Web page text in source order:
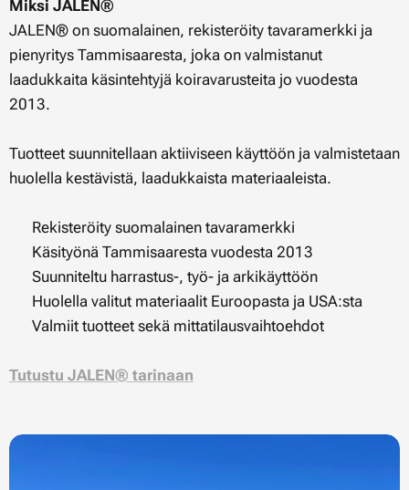
Miksi JALEN®
JALEN® on suomalainen, rekisteröity tavaramerkki ja
pienyritys Tammisaaresta, joka on valmistanut
laadukkaita käsintehtyjä koiravarusteita jo vuodesta
2013.
Tuotteet suunnitellaan aktiiviseen käyttöön ja valmistetaan
huolella kestävistä, laadukkaista materiaaleista.
✔ Rekisteröity suomalainen tavaramerkki
✔ Käsityönä Tammisaaresta vuodesta 2013
✔ Suunniteltu harrastus-, työ- ja arkikäyttöön
✔ Huolella valitut materiaalit Euroopasta ja USA:sta
✔ Valmiit tuotteet sekä mittatilausvaihtoehdot
Tutustu JALEN® tarinaan